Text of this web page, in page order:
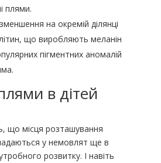
плями.
на окремій ділянці
що виробляють меланін
пігментних аномалій
в дітей
що місця розташування
у немовлят ще в
розвитку. І навіть